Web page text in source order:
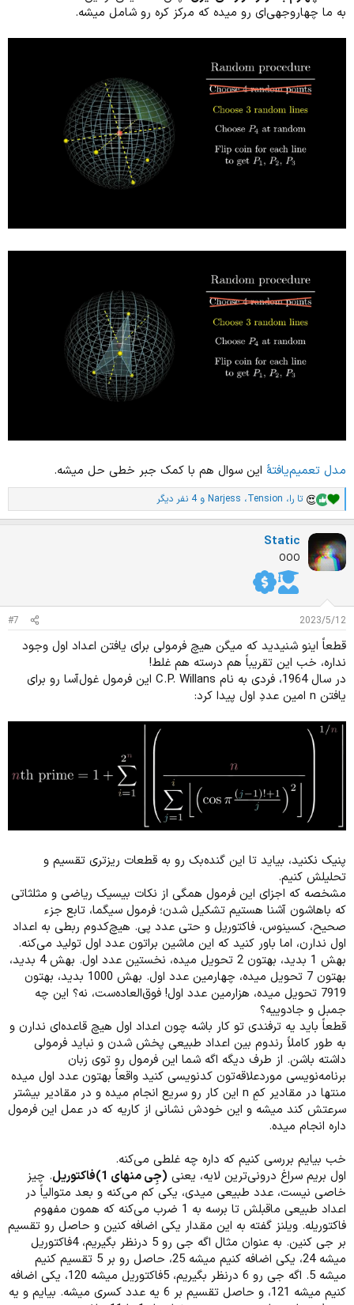
به ما چهاروجهی‌ای رو میده که مرکز کره رو شامل میشه.
مدل تعمیم‌یافتۀ این سوال هم با کمک جبر خطی حل میشه.
ا
م
ت
ی
ا
ز
:
تا را، Tension، Narjess و 4 نفر دیگر
Static
OOO
2023/5/12
#7
قطعاً اینو شنیدید که میگن هیچ فرمولی برای یافتن اعداد اول وجود
نداره، خب این تقریباً هم درسته هم غلط!
در سال 1964، فردی به نام C.P. Willans این فرمول غول‌آسا رو برای
یافتن n امین عددِ اول پیدا کرد:
پنیک نکنید، بیاید تا این گنده‌بک رو به قطعات ریزتری تقسیم و
تحلیلش کنیم.
مشخصه که اجزای این فرمول همگی از نکات بیسیک ریاضی و مثلثاتی
که باهاشون آشنا هستیم تشکیل شدن؛ فرمول سیگما، تابع جزء
صحیح، کسینوس، فاکتوریل و حتی عدد پی. هیچ‌کدوم ربطی به اعداد
اول ندارن، اما باور کنید که این ماشین براتون عدد اول تولید می‌کنه.
بهش 1 بدید، بهتون 2 تحویل میده، نخستین عدد اول. بهش 4 بدید،
بهتون 7 تحویل میده، چهارمین عدد اول. بهش 1000 بدید، بهتون
7919 تحویل میده، هزارمین عدد اول! فوق‌العاده‌ست، نه؟ این چه
جمبل و جادوییه؟
قطعاً باید یه ترفندی تو کار باشه چون اعداد اول هیچ قاعده‌ای ندارن و
به طور کاملاً رندوم بین اعداد طبیعی پخش شدن و نباید فرمولی
داشته باشن. از طرف دیگه اگه شما این فرمول رو توی زبان
برنامه‌نویسی موردعلاقه‌تون کدنویسی کنید واقعاً بهتون عدد اول میده
منتها در مقادیر کمِ n این کار رو سریع انجام میده و در مقادیر بیشتر
سرعتش کند میشه و این خودش نشانی از کاریه که در عمل این فرمول
داره انجام میده.
خب بیایم بررسی کنیم که داره چه غلطی می‌کنه.
اول بریم سراغ درونی‌ترین لایه، یعنی (جِی منهای 1)فاکتوریل
. چیز
خاصی نیست، عدد طبیعی میدی، یکی کم می‌کنه و بعد متوالیاً در
اعداد طبیعی ماقبلش تا برسه به 1 ضرب می‌کنه که همون مفهوم
فاکتوریله. ویلنز گفته به این مقدار یکی اضافه کنین و حاصل رو تقسیم
بر جی کنین. به عنوان مثال اگه جی رو 5 درنظر بگیریم، 4فاکتوریل
میشه 24، یکی اضافه کنیم میشه 25، حاصل رو بر 5 تقسیم کنیم
میشه 5. اگه جی رو 6 درنظر بگیریم، 5فاکتوریل میشه 120، یکی اضافه
کنیم میشه 121، و حاصل تقسیم بر 6 یه عدد کسری میشه. بیایم و یه